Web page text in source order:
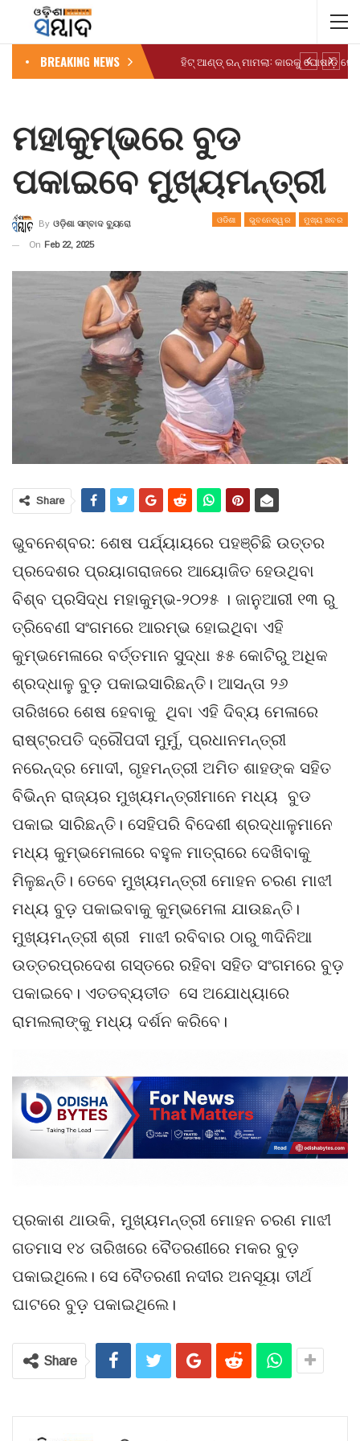
BREAKING NEWS
ମହାକୁମ୍ଭରେ ବୁଡ
ପକାଇବେ ମୁଖ୍ୟମନ୍ତ୍ରୀ
ଓଡିଶା ଭୁବନେଶ୍ୱର ମୁଖ୍ୟ ଖବର
By ଓଡ଼ିଶା ସମ୍ବାଦ ବ୍ୟୁରୋ
On Feb 22, 2025
Share
ଭୁବନେଶ୍ବର: ଶେଷ ପର୍ଯ୍ୟାୟରେ ପହଞ୍ଚିଛି ଉତ୍ତର
ପ୍ରଦେଶର ପ୍ରୟାଗରାଜରେ ଆୟୋଜିତ ହେଉଥିବା
ବିଶ୍ବ ପ୍ରସିଦ୍ଧ ମହାକୁମ୍ଭ-୨୦୨୫ । ଜାନୁଆରୀ ୧୩ ରୁ
ତ୍ରିବେଣୀ ସଂଗମରେ ଆରମ୍ଭ ହୋଇଥିବା ଏହି
କୁମ୍ଭମେଳାରେ ବର୍ତ୍ତମାନ ସୁଦ୍ଧା ୫୫ କୋଟିରୁ ଅଧିକ
ଶ୍ରଦ୍ଧାଳୁ ବୁଡ଼ ପକାଇସାରିଛନ୍ତି। ଆସନ୍ତା ୨୬
ତାରିଖରେ ଶେଷ ହେବାକୁ ଥିବା ଏହି ଦିବ୍ୟ ମେଳାରେ
ରାଷ୍ଟ୍ରପତି ଦ୍ରୌପଦୀ ମୁର୍ମୁ, ପ୍ରଧାନମନ୍ତ୍ରୀ
ନରେନ୍ଦ୍ର ମୋଦୀ, ଗୃହମନ୍ତ୍ରୀ ଅମିତ ଶାହଙ୍କ ସହିତ
ବିଭିନ୍ନ ରାଜ୍ୟର ମୁଖ୍ୟମନ୍ତ୍ରୀମାନେ ମଧ୍ୟ ବୁଡ
ପକାଇ ସାରିଛନ୍ତି। ସେହିପରି ବିଦେଶୀ ଶ୍ରଦ୍ଧାଳୁମାନେ
ମଧ୍ୟ କୁମ୍ଭମେଳାରେ ବହୁଳ ମାତ୍ରାରେ ଦେଖିବାକୁ
ମିଳୁଛନ୍ତି। ତେବେ ମୁଖ୍ୟମନ୍ତ୍ରୀ ମୋହନ ଚରଣ ମାଝୀ
ମଧ୍ୟ ବୁଡ଼ ପକାଇବାକୁ କୁମ୍ଭମେଳା ଯାଉଛନ୍ତି।
ମୁଖ୍ୟମନ୍ତ୍ରୀ ଶ୍ରୀ ମାଝୀ ରବିବାର ଠାରୁ ୩ଦିନିଆ
ଉତ୍ତରପ୍ରଦେଶ ଗସ୍ତରେ ରହିବା ସହିତ ସଂଗମରେ ବୁଡ଼
ପକାଇବେ। ଏତତବ୍ୟତୀତ ସେ ଅଯୋଧ୍ୟାରେ
ରାମଲଲାଙ୍କୁ ମଧ୍ୟ ଦର୍ଶନ କରିବେ।
ପ୍ରକାଶ ଥାଉକି, ମୁଖ୍ୟମନ୍ତ୍ରୀ ମୋହନ ଚରଣ ମାଝୀ
ଗତମାସ ୧୪ ତାରିଖରେ ବୈତରଣୀରେ ମକର ବୁଡ଼
ପକାଇଥିଲେ। ସେ ବୈତରଣୀ ନଦୀର ଅନସୂୟା ତୀର୍ଥ
ଘାଟରେ ବୁଡ଼ ପକାଇଥିଲେ।
Share